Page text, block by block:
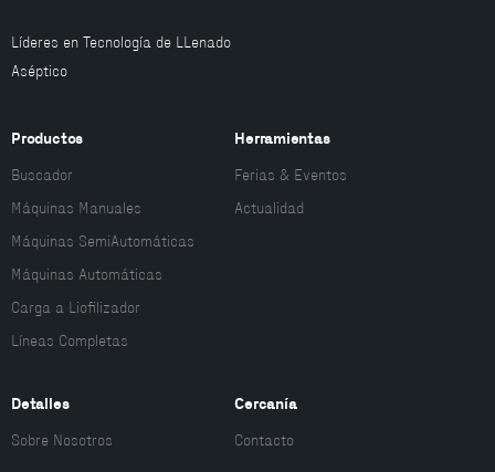
Líderes en Tecnología de LLenado
Aséptico
Productos
Buscador
Máquinas Manuales
Máquinas SemiAutomáticas
Máquinas Automáticas
Carga a Liofilizador
Líneas Completas
Herramientas
Ferias & Eventos
Actualidad
Detalles
Sobre Nosotros
Cercanía
Contacto